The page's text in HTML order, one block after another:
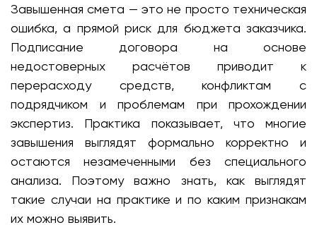
Завышенная смета — это не просто техническая
ошибка, а прямой риск для бюджета заказчика.
Подписание договора на основе
недостоверных расчётов приводит к
перерасходу средств, конфликтам с
подрядчиком и проблемам при прохождении
экспертиз. Практика показывает, что многие
завышения выглядят формально корректно и
остаются незамеченными без специального
анализа. Поэтому важно знать, как выглядят
такие случаи на практике и по каким признакам
их можно выявить.